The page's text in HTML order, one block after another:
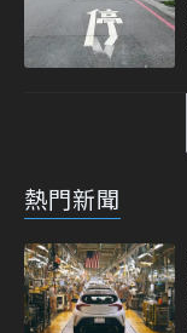
熱門新聞